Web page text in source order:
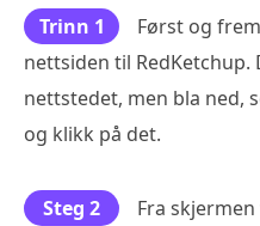
Trinn 1
Først og
nettsiden til
nettstedet, men bla ned,
og klikk på det.
Steg 2 Fra